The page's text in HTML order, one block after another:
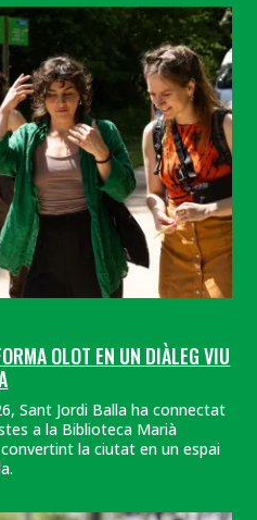
OLOT EN UN DIÀLEG VIU
Sant Jordi Balla ha connectat
a la Biblioteca Marià
la ciutat en un espai